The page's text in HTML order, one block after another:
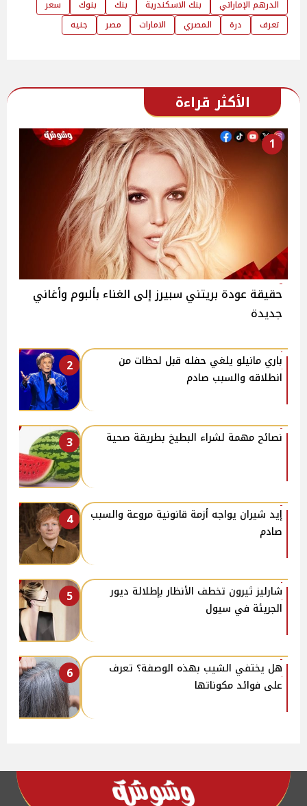
الدرهم الإماراتي بنك الاسكندرية بنك بنوك
سعر
تعرف
درة المصري الامارات مصر جنيه
الأكثر قراءة
1
حقيقة عودة بريتني سبيرز إلى الغناء بألبوم وأغاني
جديدة
2
باري مانيلو يلغي حفله قبل لحظات من
انطلاقه والسبب صادم
3 نصائح مهمة لشراء البطيخ بطريقة صحية
4
إيد شيران يواجه أزمة قانونية مروعة والسبب
صادم
5
شارليز ثيرون تخطف الأنظار بإطلالة ديور
الجريئة في سيول
6
هل يختفي الشيب بهذه الوصفة؟ تعرف
على فوائد مكوناتها